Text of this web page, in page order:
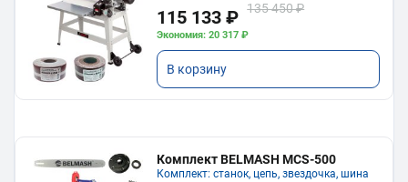
115 133 ₽ 135 450 ₽
Экономия: 20 317 ₽
В корзину
Комплект BELMASH MCS-500
Комплект: станок, цепь, звездочка, шина